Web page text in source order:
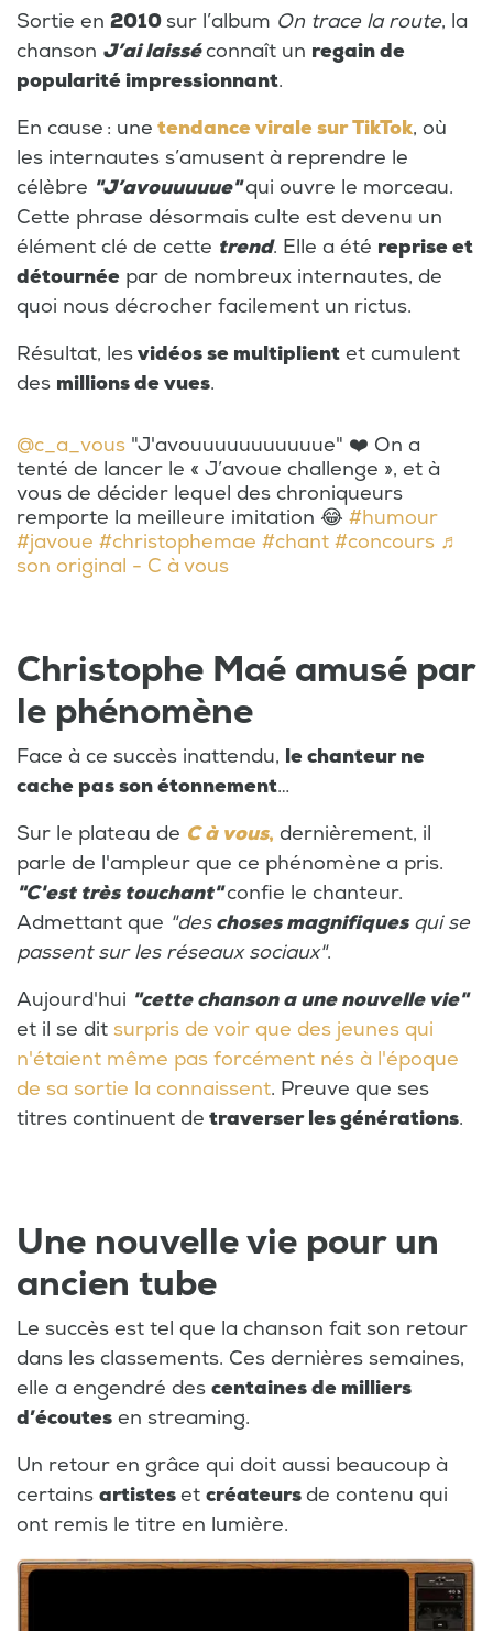
Sortie en 2010sur l’album On trace la route, la
chanson J’ai laisséconnaît un regain de
popularité impressionnant.
En cause : une tendance virale sur TikTok, où
les internautes s’amusent à reprendre le
célèbre "J’avouuuuue"qui ouvre le morceau.
Cette phrase désormais culte est devenu un
élément clé de cette trend. Elle a été reprise et
détournée par de nombreux internautes, de
quoi nous décrocher facilement un rictus.
Résultat, lesvidéos se multiplient et cumulent
des millions de vues.
@c_a_vous "J'avouuuuuuuuuuue" ❤️ On a
tenté de lancer le « J’avoue challenge », et à
vous de décider lequel des chroniqueurs
remporte la meilleure imitation 😂 #humour
#javoue #christophemae #chant #concours ♬
son original - C à vous
Christophe Maé amusé par
le phénomène
Face à ce succès inattendu, le chanteur ne
cache pas son étonnement…
Sur le plateau de C à vous, dernièrement, il
parle de l'ampleur que ce phénomène a pris.
"C'est très touchant"confie le chanteur.
Admettant que "deschoses magnifiquesqui se
passent sur les réseaux sociaux".
Aujourd'hui "cette chanson a une nouvelle vie"
et il se dit surpris de voir que des jeunes qui
n'étaient même pas forcément nés à l'époque
de sa sortie la connaissent. Preuve que ses
titres continuent de traverser les générations.
Une nouvelle vie pour un
ancien tube
Le succès est tel que la chanson fait son retour
dans les classements. Ces dernières semaines,
elle a engendré des centaines de milliers
d’écoutes en streaming.
Un retour en grâce qui doit aussi beaucoup à
certains artisteset créateursde contenu qui
ont remis le titre en lumière.